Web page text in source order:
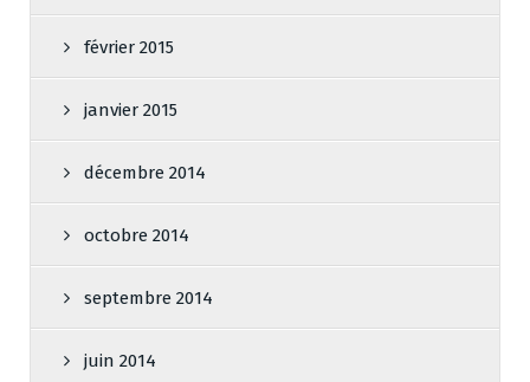
février 2015
janvier 2015
décembre 2014
octobre 2014
septembre 2014
juin 2014